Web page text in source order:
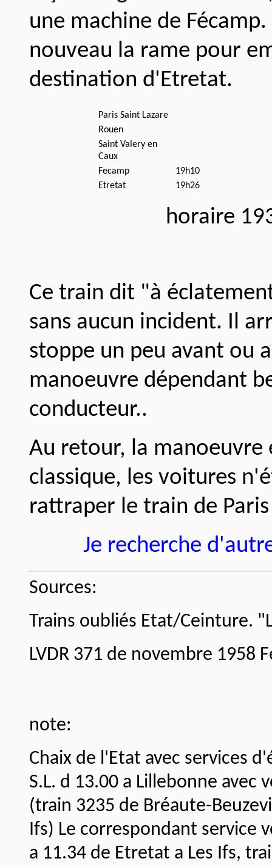
une machine de
nouveau la rame pour
destination d'Etretat.
Paris Saint Lazare
Rouen
Saint Valery en
Caux
Fecamp
19h10
Etretat
19h26
horaire
Ce train dit "à
sans aucun incident. Il
stoppe un peu avant ou
manoeuvre dépendant
conducteur..
Au retour, la
classique, les voitures
rattraper le train de
Je recherche
Sources:
Trains oubliés Etat/Ceinture.
LVDR 371 de novembre 1958
note:
Chaix de l'Etat avec services
S.L. d 13.00 a Lillebonne avec
(train 3235 de Bréaute-
Ifs) Le correspondant service
a 11.34 de Etretat a Les Ifs,